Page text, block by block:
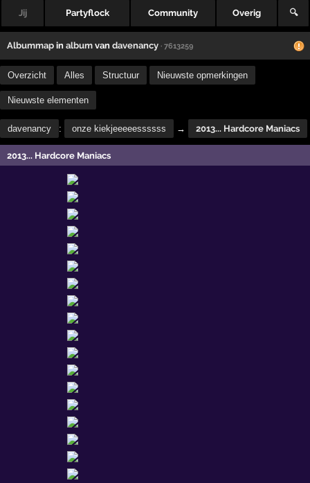
Jij Partyflock Community Overig 🔍
Albummap inalbum vandavenancy · 7613259
Overzicht Alles Structuur Nieuwste opmerkingen
Nieuwste elementen
davenancy : onze kiekjeeeeessssss → 2013... Hardcore Maniacs
2013... Hardcore Maniacs